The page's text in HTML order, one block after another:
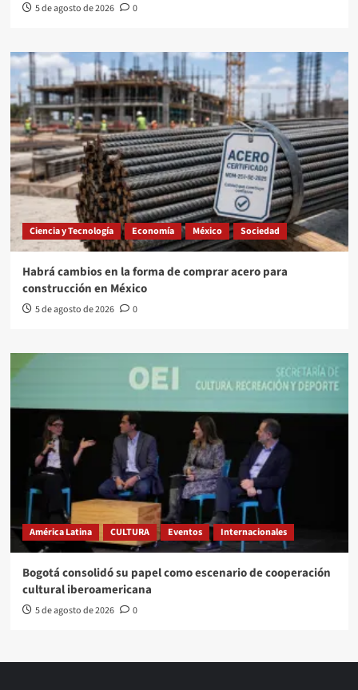
5 de agosto de 2026 0
Ciencia y Tecnología Economía México Sociedad
Habrá cambios en la forma de comprar acero para
construcción en México
5 de agosto de 2026 0
América Latina CULTURA Eventos Internacionales
Bogotá consolidó su papel como escenario de cooperación
cultural iberoamericana
5 de agosto de 2026 0